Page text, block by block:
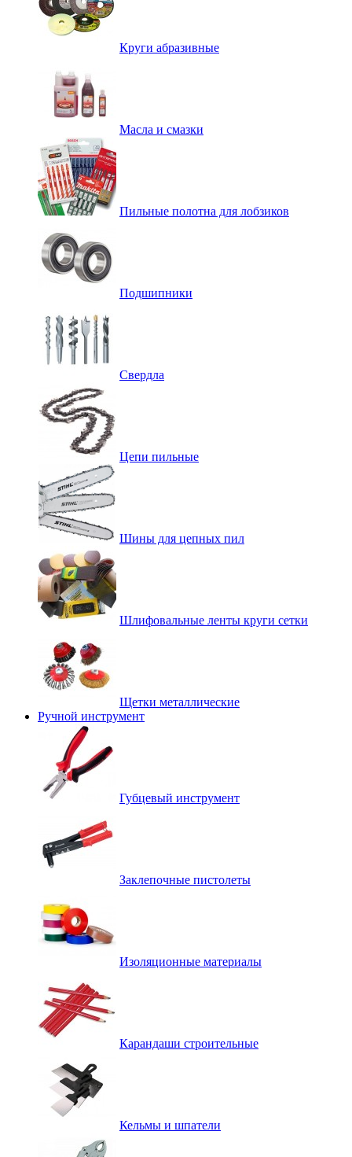
Круги абразивные
Масла и смазки
Пильные полотна для лобзиков
Подшипники
Свердла
Цепи пильные
Шины для цепных пил
Шлифовальные ленты круги сетки
Щетки металлические
Ручной инструмент
Губцевый инструмент
Заклепочные пистолеты
Изоляционные материалы
Карандаши строительные
Кельмы и шпатели